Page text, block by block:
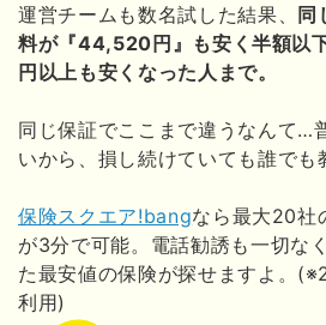
運営チームも数名試した結果、
同
料が『44,520円』も安く半額以
円以上も安くなった人まで。
同じ保証でここまで違うなんて…
いから、損し続けていても誰でも
保険スクエア!bangなら最大20社
が3分で可能。電話勧誘も一切な
た最安値の保険が探せますよ。
利用)